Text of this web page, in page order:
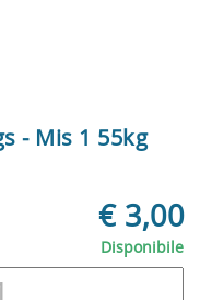
- Mis 1 55kg
€ 3,00
Disponibile